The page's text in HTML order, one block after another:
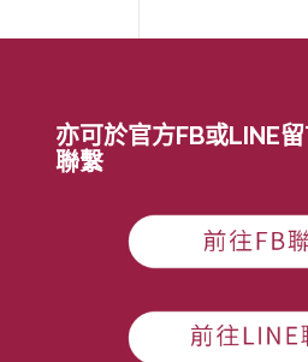
亦可於官方FB或LINE
聯繫